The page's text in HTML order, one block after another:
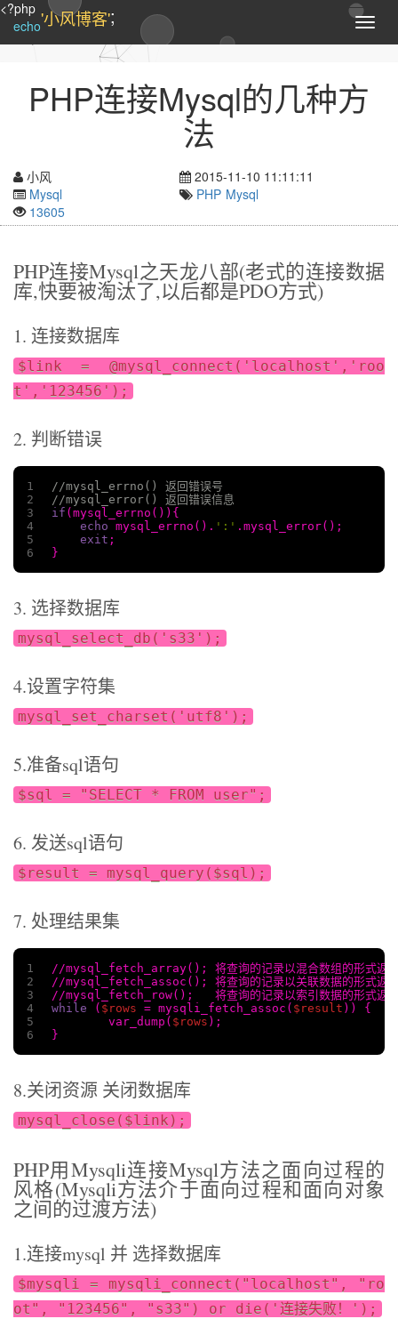
T
o
l
o
<?php
echo'小风博客';
PHP连接Mysql的几种方
法
小风
2015-11-10 11:11:11
Mysql
PHP Mysql
13605
PHP连接Mysql之天龙八部(老式的连接数据
库,快要被淘汰了,以后都是PDO方式)
1. 连接数据库
$link = @mysql_connect('localhost','roo
t','123456');
2. 判断错误
1
2
3
4
5
6
//mysql_errno() 返回错误号
//mysql_error() 返回错误信息
if (mysql_errno()){
echo mysql_errno(). ':' .mysql_error();
exit ;
}
3. 选择数据库
mysql_select_db('s33');
4.设置字符集
mysql_set_charset('utf8');
5.准备sql语句
$sql = "SELECT * FROM user";
6. 发送sql语句
$result = mysql_query($sql);
7. 处理结果集
1
2
3
4
5
6
//mysql_fetch_array(); 将查询的记录以混合数组的形式返回
//mysql_fetch_assoc(); 将查询的记录以关联数据的形式返
//mysql_fetch_row();   将查询的记录以索引数据的形式返回
while ( $rows = mysqli_fetch_assoc( $result )) {
	var_dump(
$rows );
}
8.关闭资源 关闭数据库
mysql_close($link);
PHP用Mysqli连接Mysql方法之面向过程的
风格(Mysqli方法介于面向过程和面向对象
之间的过渡方法)
1.连接mysql 并 选择数据库
$mysqli = mysqli_connect("localhost", "ro
ot", "123456", "s33") or die('连接失败！');